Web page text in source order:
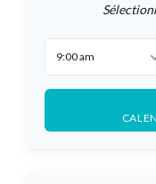
9:00 am